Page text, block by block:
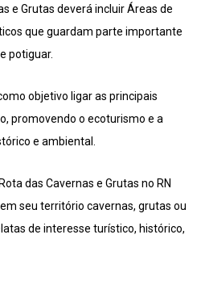
e Grutas deverá incluir Áreas de
que guardam parte importante
potiguar.
objetivo ligar as principais
promovendo o ecoturismo e a
e ambiental.
das Cavernas e Grutas no RN
seu território cavernas, grutas ou
de interesse turístico, histórico,